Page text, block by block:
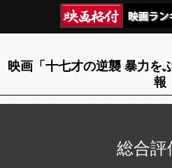
映画「十七才の逆襲 暴力を
報